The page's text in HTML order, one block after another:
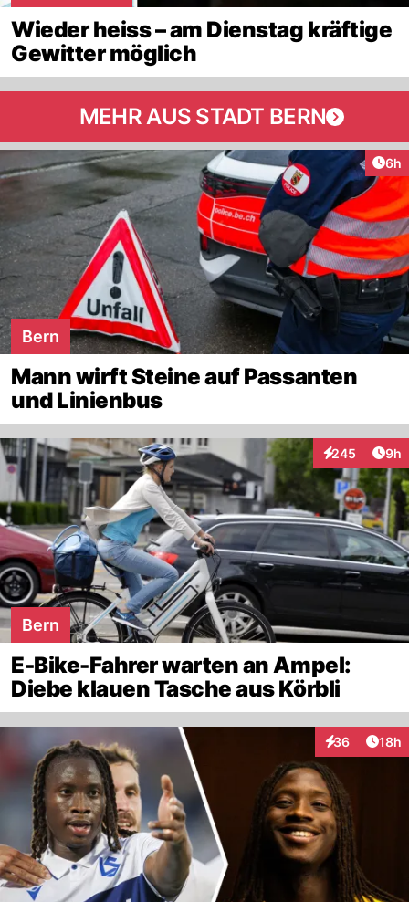
Wieder heiss – am Dienstag kräftige
Gewitter möglich
MEHR AUS STADT BERN
6h
Bern
Mann wirft Steine auf Passanten
und Linienbus
245
Interaktionen
9h
Bern
E-Bike-Fahrer warten an Ampel:
Diebe klauen Tasche aus Körbli
36
Interaktionen
18h